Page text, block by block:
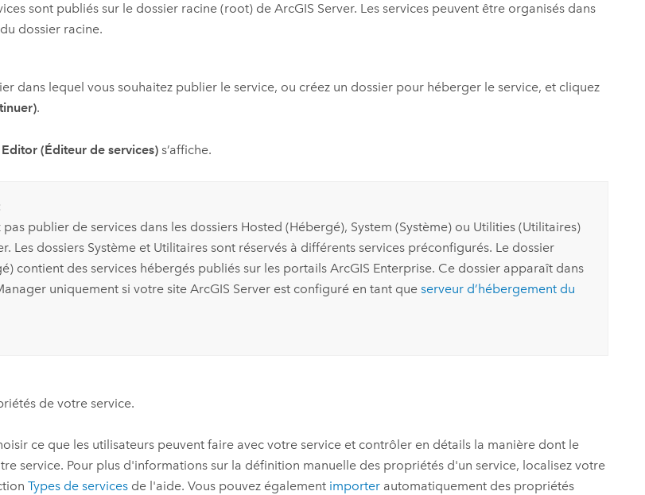
sont publiés sur le dossier racine (root) deArcGIS Server. Les services peuvent être organisés dans
dossier racine.
dans lequel vous souhaitez publier le service, ou créez un dossier pour héberger le service, et cliquez
.
(Éditeur de services) s’affiche.
pas publier de services dans les dossiers Hosted (Hébergé), System (Système) ou Utilities (Utilitaires)
. Les dossiers Système et Utilitaires sont réservés à différents services préconfigurés. Le dossier
contient des services hébergés publiés sur les portails ArcGIS Enterprise. Ce dossier apparaît dans
uniquement si votre site ArcGIS Serverest configuré en tant que serveur d’hébergement du
de votre service.
ce que les utilisateurs peuvent faire avec votre service et contrôler en détails la manière dont le
service. Pour plus d'informations sur la définition manuelle des propriétés d'un service, localisez votre
Types de services de l'aide. Vous pouvez également importer automatiquement des propriétés